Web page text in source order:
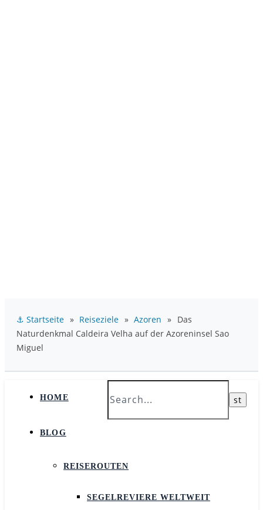
⚓ Startseite » Reiseziele » Azoren » Das
Naturdenkmal Caldeira Velha auf der Azoreninsel Sao
Miguel
HOME
BLOG
REISEROUTEN
SEGELREVIERE WELTWEIT